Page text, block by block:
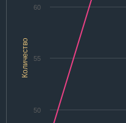
Количество
50
55
60